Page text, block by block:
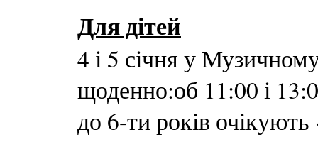
Для дітей
4 і 5 січня у
щоденно:об 11:00 і
до 6-ти років очікують